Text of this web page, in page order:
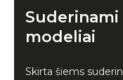
Suderinami
modeliai
Skirta šiems